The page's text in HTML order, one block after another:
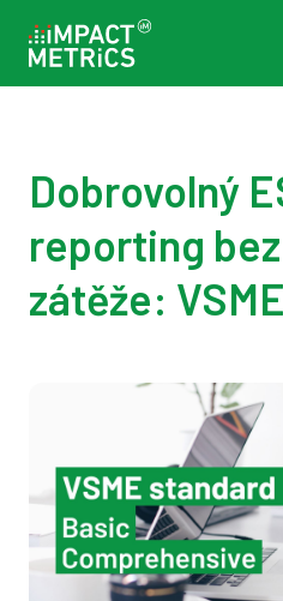
Dobrovolný
reporting
zátěže: